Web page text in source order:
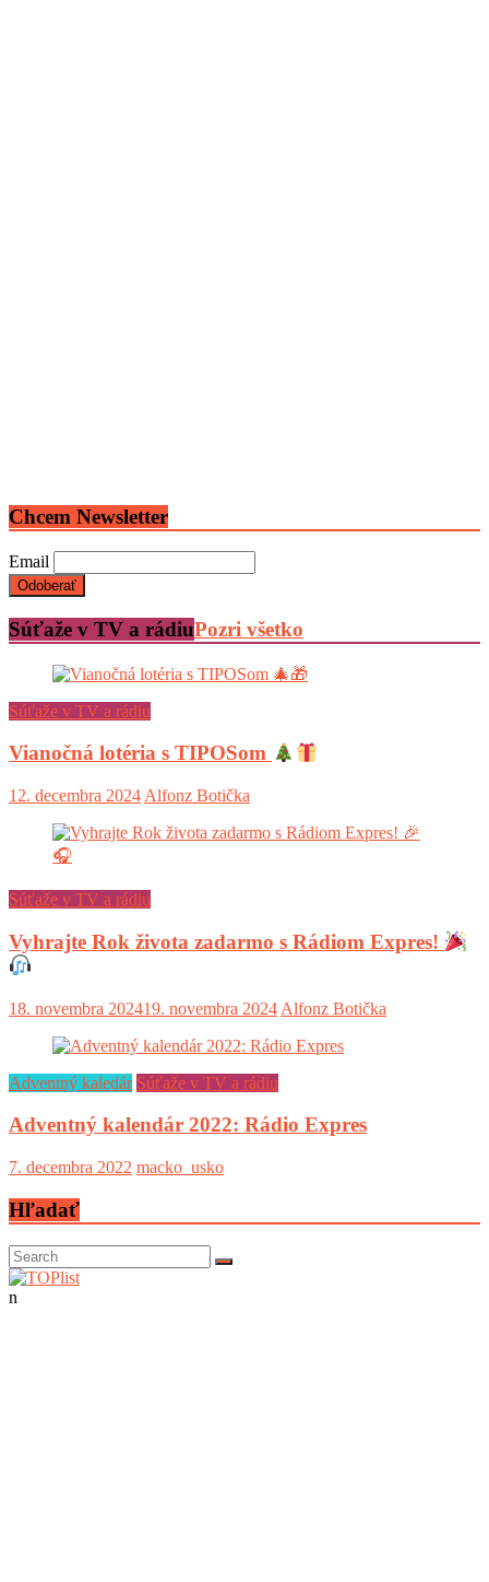
Chcem Newsletter
Email
Súťaže v TV a rádiuPozri všetko
Súťaže v TV a rádiu
Vianočná lotéria s TIPOSom
12. decembra 2024 Alfonz Botička
Súťaže v TV a rádiu
Vyhrajte Rok života zadarmo s Rádiom Expres!
18. novembra 202419. novembra 2024 Alfonz Botička
Adventný kaledár Súťaže v TV a rádiu
Adventný kalendár 2022: Rádio Expres
7. decembra 2022 macko_usko
Hľadať
n